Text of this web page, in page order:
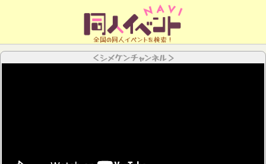
全国の同人イベントを検索！
＜シメケンチャンネル＞